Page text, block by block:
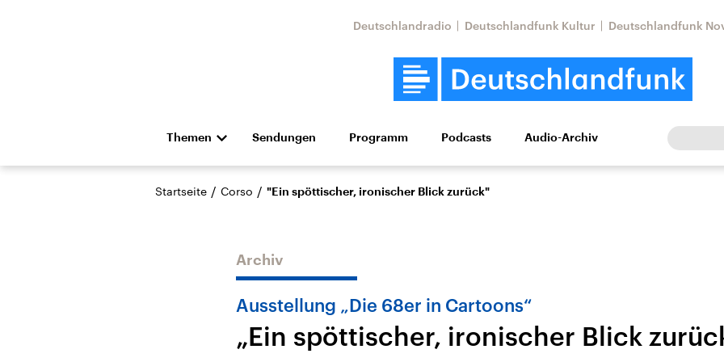
Deutschlandradio Deutschlandfunk Kultur Deutschlandfunk
Themen
Die Nachrichten Politik Wirtschaft Wissen Kultur Europa
Hörspiel und Feature Musik
Landtagswahl Sachsen-
Anhalt 2026
USA
Nahostkonflikt
Iran
Sendungen Programm Podcasts Audio-Archiv
Startseite / Corso / "Ein spöttischer, ironischer Blick zurück"
Archiv
Ausstellung „Die 68er in Cartoons“
„Ein spöttischer, ironischer Blick